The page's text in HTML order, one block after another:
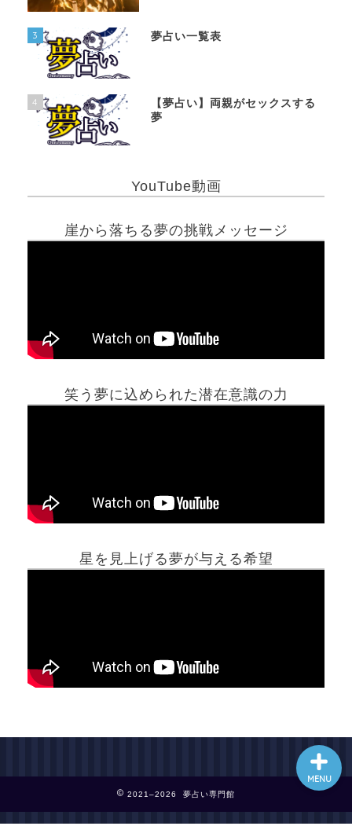
3 夢占い一覧表
4
【夢占い】両親がセックスする
夢
YouTube動画
崖から落ちる夢の挑戦メッセージ
笑う夢に込められた潜在意識の力
星を見上げる夢が与える希望
2021–2026 夢占い専門館
MENU
ホーム
最新記事動画